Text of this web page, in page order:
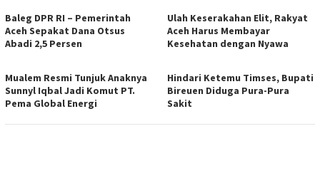
Baleg DPR RI – Pemerintah
Aceh Sepakat Dana Otsus
Abadi 2,5 Persen
Ulah Keserakahan Elit, Rakyat
Aceh Harus Membayar
Kesehatan dengan Nyawa
Mualem Resmi Tunjuk Anaknya
Sunnyl Iqbal Jadi Komut PT.
Pema Global Energi
Hindari Ketemu Timses, Bupati
Bireuen Diduga Pura-Pura
Sakit